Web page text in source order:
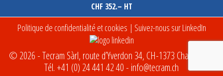
CHF 352.– HT
Politique de confidentialité et cookies | Suivez-nous sur LinkedIn
© 2026 - Tecram Sàrl, route d’Yverdon 34, CH-1373 Chavornay -
Tél. +41 (0) 24 441 42 40 - info@tecram.ch